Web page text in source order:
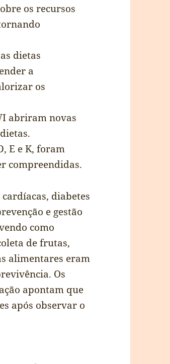
os recursos
dietas
a
os
abriram novas
E e K, foram
compreendidas.
diabetes
e gestão
como
de frutas,
alimentares eram
Os
apontam que
após observar o